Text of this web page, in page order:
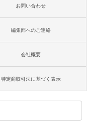
お問い合わせ
編集部へのご連絡
会社概要
特定商取引法に基づく表示